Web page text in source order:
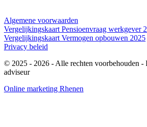
Algemene voorwaarden
Vergelijkingskaart Pensioenvraag werkgever
Vergelijkingskaart Vermogen opbouwen 2025
Privacy beleid
© 2025 - 2026 - Alle rechten voorbehouden -
adviseur
Online marketing Rhenen